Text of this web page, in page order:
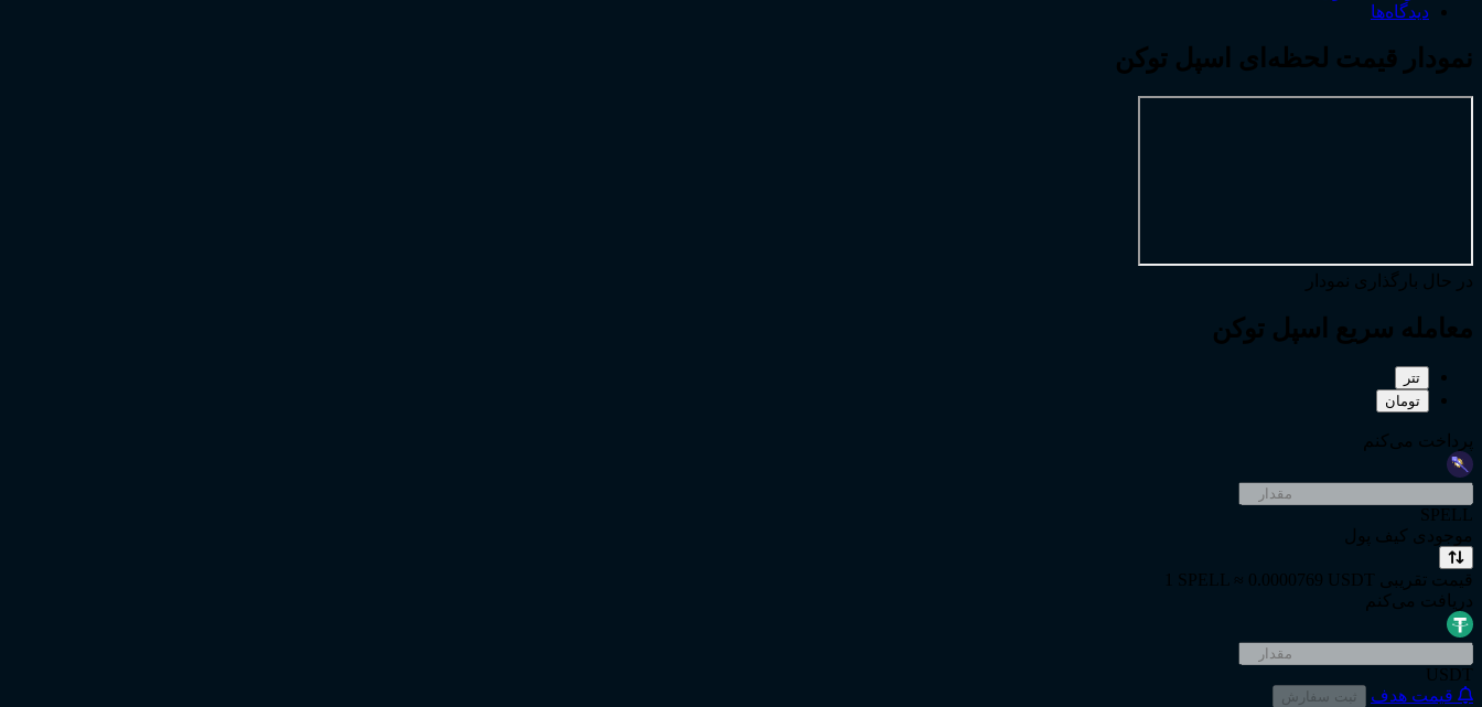
دیدگاه‌ها
نمودار قیمت لحظه‌ای اسپل توکن
در حال بارگذاری نمودار
معامله سریع اسپل توکن
تتر
تومان
پرداخت می‌کنم
SPELL
موجودی کیف پول
قیمت تقریبی 1 SPELL ≈ 0.0000769 USDT
دریافت می‌کنم
USDT
قیمت هدف
ثبت سفارش